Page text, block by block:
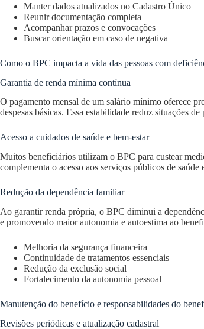
Manter dados atualizados no Cadastro Único
Reunir documentação completa
Acompanhar prazos e convocações
Buscar orientação em caso de negativa
Como o BPC impacta a vida das pessoas com
Garantia de renda mínima contínua
O pagamento mensal de um salário mínimo oferece
despesas básicas. Essa estabilidade reduz situações
Acesso a cuidados de saúde e bem-estar
Muitos beneficiários utilizam o BPC para custear
complementa o acesso aos serviços públicos de
Redução da dependência familiar
Ao garantir renda própria, o BPC diminui a
e promovendo maior autonomia e autoestima ao
Melhoria da segurança financeira
Continuidade de tratamentos essenciais
Redução da exclusão social
Fortalecimento da autonomia pessoal
Manutenção do benefício e responsabilidades do
Revisões periódicas e atualização cadastral